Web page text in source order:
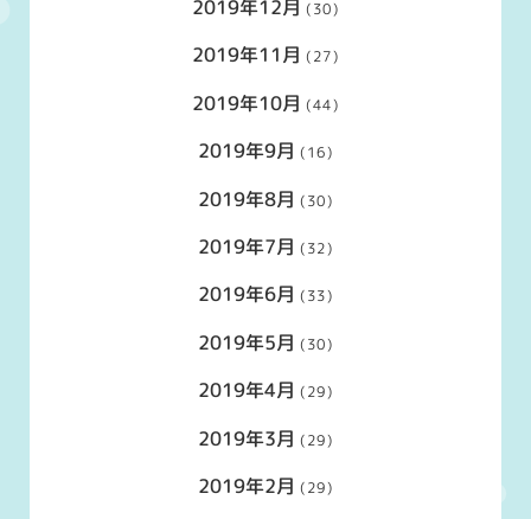
2019年12月 (30)
2019年11月 (27)
2019年10月 (44)
2019年9月 (16)
2019年8月 (30)
2019年7月 (32)
2019年6月 (33)
2019年5月 (30)
2019年4月 (29)
2019年3月 (29)
2019年2月 (29)